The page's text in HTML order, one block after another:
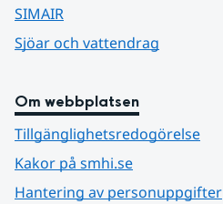
SIMAIR
Sjöar och vattendrag
Om webbplatsen
Tillgänglighetsredogörelse
Kakor på smhi.se
Hantering av personuppgifter